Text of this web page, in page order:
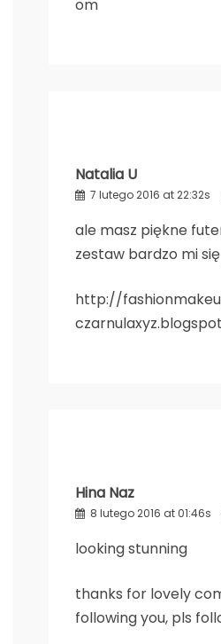
om
Natalia U
7 lutego 2016 at 22:32s
ale masz piękne
zestaw bardzo mi
http://
Hina Naz
8 lutego 2016 at 01:46s
looking stunning
thanks for lovely
following you, pls